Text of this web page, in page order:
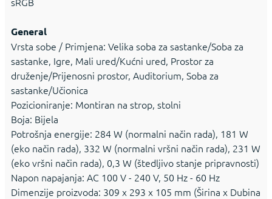
General
Vrsta sobe / Primjena: Velika soba za sastanke/Soba za
sastanke, Igre, Mali ured/Kućni ured, Prostor za
druženje/Prijenosni prostor, Auditorium, Soba za
sastanke/Učionica
Pozicioniranje: Montiran na strop, stolni
Boja: Bijela
Potrošnja energije: 284 W (normalni način rada), 181 W
(eko način rada), 332 W (normalni vršni način rada), 231 W
(eko vršni način rada), 0,3 W (štedljivo stanje pripravnosti)
Napon napajanja: AC 100 V - 240 V, 50 Hz - 60 Hz
Dimenzije proizvoda: 309 x 293 x 105 mm (Širina x Dubina